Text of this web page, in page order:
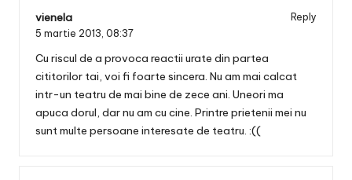
vienela
Reply
5 martie 2013, 08:37
Cu riscul de a provoca reactii urate din partea
cititorilor tai, voi fi foarte sincera. Nu am mai calcat
intr-un teatru de mai bine de zece ani. Uneori ma
apuca dorul, dar nu am cu cine. Printre prietenii mei nu
sunt multe persoane interesate de teatru. :((